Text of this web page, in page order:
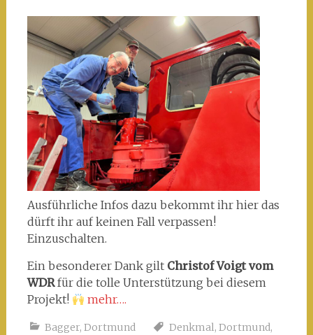
Ausführliche Infos dazu bekommt ihr hier das
dürft ihr auf keinen Fall verpassen!
Einzuschalten.
Ein besonderer Dank gilt Christof Voigt vom
WDRfür die tolle Unterstützung bei diesem
Projekt!
mehr….
Bagger, Dortmund Denkmal, Dortmund,